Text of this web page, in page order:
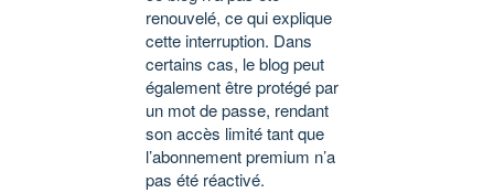
renouvelé, ce qui explique
cette interruption. Dans
certains cas, le blog peut
également être protégé par
un mot de passe, rendant
son accès limité tant que
l’abonnement premium n’a
pas été réactivé.